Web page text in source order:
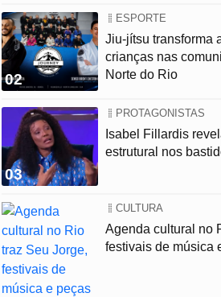
02
ESPORTE
Jiu-jítsu transforma
crianças nas
Norte do Rio
03
PROTAGONISTAS
Isabel Fillardis
estrutural nos
CULTURA
Agenda cultural no
festivais de música